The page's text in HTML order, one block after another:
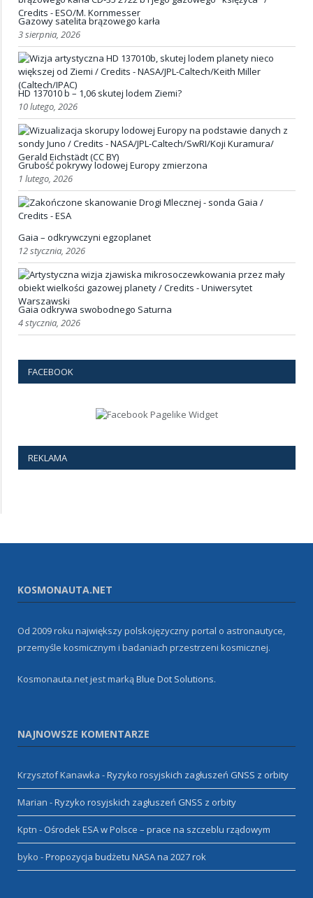
Gazowy satelita brązowego karła
3 sierpnia, 2026
HD 137010 b – 1,06 skutej lodem Ziemi?
10 lutego, 2026
Grubość pokrywy lodowej Europy zmierzona
1 lutego, 2026
Gaia – odkrywczyni egzoplanet
12 stycznia, 2026
Gaia odkrywa swobodnego Saturna
4 stycznia, 2026
FACEBOOK
REKLAMA
KOSMONAUTA.NET
Od 2009 roku największy polskojęzyczny portal o astronautyce,
przemyśle kosmicznym i badaniach przestrzeni kosmicznej.
Kosmonauta.net jest markąBlue Dot Solutions.
NAJNOWSZE KOMENTARZE
Krzysztof Kanawka -Ryzyko rosyjskich zagłuszeń GNSS z orbity
Marian -Ryzyko rosyjskich zagłuszeń GNSS z orbity
Kptn - Ośrodek ESA w Polsce – prace na szczeblu rządowym
byko -Propozycja budżetu NASA na 2027 rok